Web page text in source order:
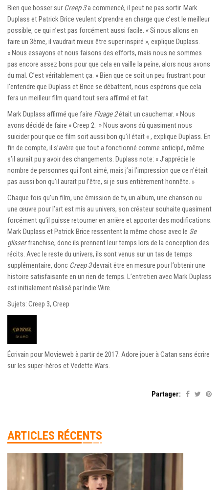
Bien que bosser sur Creep 3a commencé, il peut ne pas sortir. Mark
Duplass et Patrick Brice veulent s’prendre en charge que c’est le meilleur
possible, ce qui n’est pas forcément aussi facile. « Si nous allons en
faire un 3ème, il vaudrait mieux être super inspiré », explique Duplass.
« Nous essayons et nous faisons des efforts, mais nous ne sommes
pas encore assez bons pour que cela en vaille la peine, alors nous avons
du mal. C’est véritablement ça. » Bien que ce soit un peu frustrant pour
l’entendre que Duplass et Brice se débattent, nous espérons que cela
fera un meilleur film quand tout sera affirmé et fait.
Mark Duplass affirmé que faire Fluage 2était un cauchemar. « Nous
avons décidé de faire » Creep 2. » Nous avons dû quasiment nous
suicider pour que ce film soit aussi bon qu’il était « , explique Duplass. En
fin de compte, il s’avère que tout a fonctionné comme anticipé, même
s’il aurait pu y avoir des changements. Duplass note: « J’apprécie le
nombre de personnes qui l’ont aimé, mais j’ai l’impression que ce n’était
pas aussi bon qu’il aurait pu l’être, si je suis entièrement honnête. »
Chaque fois qu’un film, une émission de tv, un album, une chanson ou
une œuvre pour l’art est mis au univers, son créateur souhaite quasiment
forcément qu’il puisse retourner en arrière et apporter des modifications.
Mark Duplass et Patrick Brice ressentent la même chose avec le Se
glisserfranchise, donc ils prennent leur temps lors de la conception des
récits. Avec le reste du univers, ils sont venus sur un tas de temps
supplémentaire, donc Creep 3devrait être en mesure pour l’obtenir une
histoire satisfaisante en un rien de temps. L’entretien avec Mark Duplass
est initialement réalisé par Indie Wire.
Sujets: Creep 3, Creep
Écrivain pour Movieweb à partir de 2017. Adore jouer à Catan sans écrire
sur les super-héros et Vedette Wars.
Partager:
ARTICLES RÉCENTS